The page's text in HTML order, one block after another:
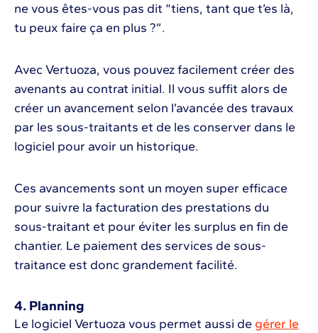
ne vous êtes-vous pas dit “tiens, tant que t’es là,
tu peux faire ça en plus ?”.
Avec Vertuoza, vous pouvez facilement créer des
avenants au contrat initial. Il vous suffit alors de
créer un avancement selon l’avancée des travaux
par les sous-traitants et de les conserver dans le
logiciel pour avoir un historique.
Ces avancements sont un moyen super efficace
pour suivre la facturation des prestations du
sous-traitant et pour éviter les surplus en fin de
chantier. Le paiement des services de sous-
traitance est donc grandement facilité.
4. Planning
Le logiciel Vertuoza vous permet aussi de gérer le